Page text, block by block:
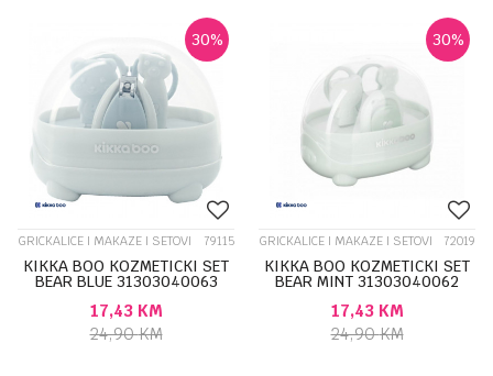
30%
GRICKALICE I MAKAZE I SETOVI 79115
KIKKA BOO KOZMETICKI SET
BEAR BLUE 31303040063
17,43 KM
24,90KM
30%
GRICKALICE I MAKAZE I SETOVI 72019
KIKKA BOO KOZMETICKI SET
BEAR MINT 31303040062
17,43 KM
24,90KM